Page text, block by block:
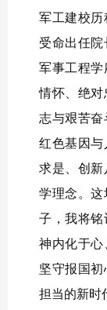
军工建校
受命出任
军事工程学
情怀、绝
志与艰苦
红色基因与
求是、创
学理念。
子，我将
神内化于心
坚守报国
担当的新时